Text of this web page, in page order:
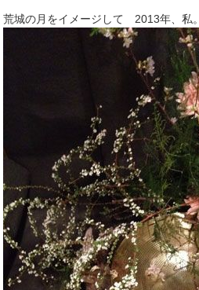
荒城の月をイメージして 2013年、私。